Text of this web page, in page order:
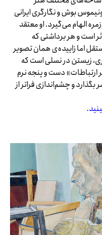
بوش و نگارگری ایرانی
الهام می‌گیرد. او معتقد
است و هر برداشتی که
اما زاییده‌ی همان تصویر
زیستن در نسلی است که
ارتباطات» دست و پنجه نرم
و چشم‌اندازی فراتر از